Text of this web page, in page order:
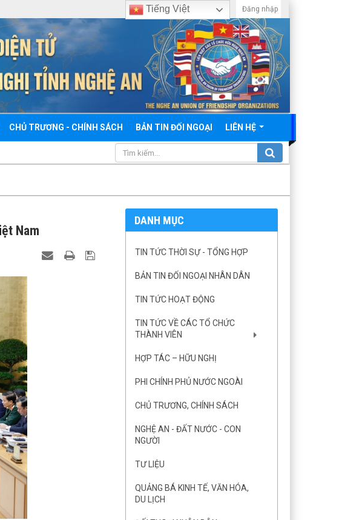
CHỦ TRƯƠNG - CHÍNH SÁCH BẢN TIN ĐỐI NGOẠI LIÊN HỆ
Đăng nhập
Tiếng Việt
Nam
DANH MỤC
TIN TỨC THỜI SỰ - TỔNG HỢP
BẢN TIN ĐỐI NGOẠI NHÂN DÂN
TIN TỨC HOẠT ĐỘNG
TIN TỨC VỀ CÁC TỔ CHỨC
THÀNH VIÊN
HỢP TÁC – HỮU NGHỊ
PHI CHÍNH PHỦ NƯỚC NGOÀI
CHỦ TRƯƠNG, CHÍNH SÁCH
NGHỆ AN - ĐẤT NƯỚC - CON
NGƯỜI
TƯ LIỆU
QUẢNG BÁ KINH TẾ, VĂN HÓA,
DU LỊCH